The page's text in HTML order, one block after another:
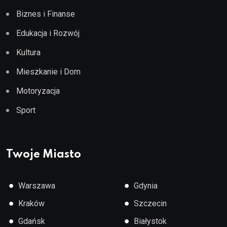
Biznes i Finanse
Edukacja i Rozwój
Kultura
Mieszkanie i Dom
Motoryzacja
Sport
Twoje Miasto
● Warszawa
● Kraków
● Gdańsk
● Gdynia
● Szczecin
● Białystok